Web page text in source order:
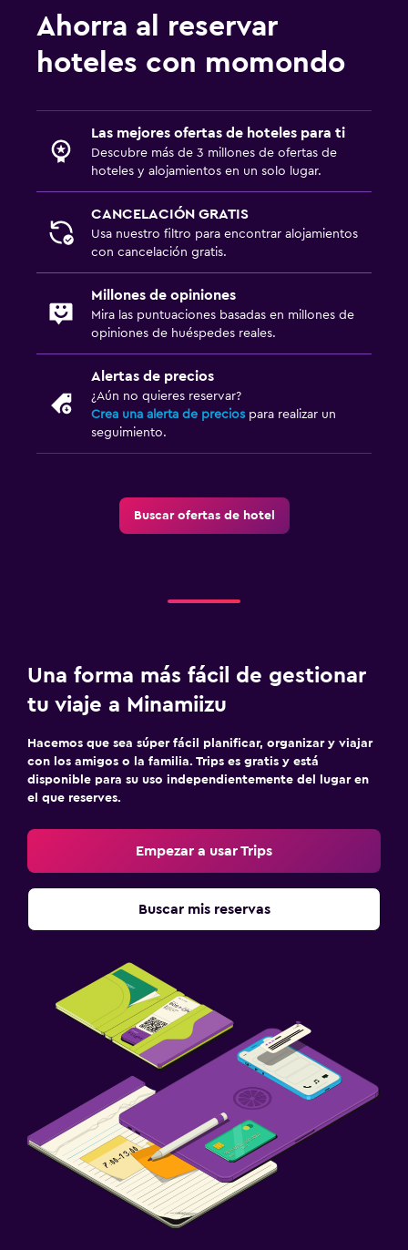
Ahorra al reservar
hoteles con momondo
Las mejores ofertas de hoteles para ti
Descubre más de 3 millones de ofertas de
hoteles y alojamientos en un solo lugar.
CANCELACIÓN GRATIS
Usa nuestro filtro para encontrar alojamientos
con cancelación gratis.
Millones de opiniones
Mira las puntuaciones basadas en millones de
opiniones de huéspedes reales.
Alertas de precios
¿Aún no quieres reservar?
Crea una alerta de precios para realizar un
seguimiento.
Buscar ofertas de hotel
Una forma más fácil de gestionar
tu viaje a Minamiizu
Hacemos que sea súper fácil planificar, organizar y viajar
con los amigos o la familia. Trips es gratis y está
disponible para su uso independientemente del lugar en
el que reserves.
Empezar a usar Trips
Buscar mis reservas